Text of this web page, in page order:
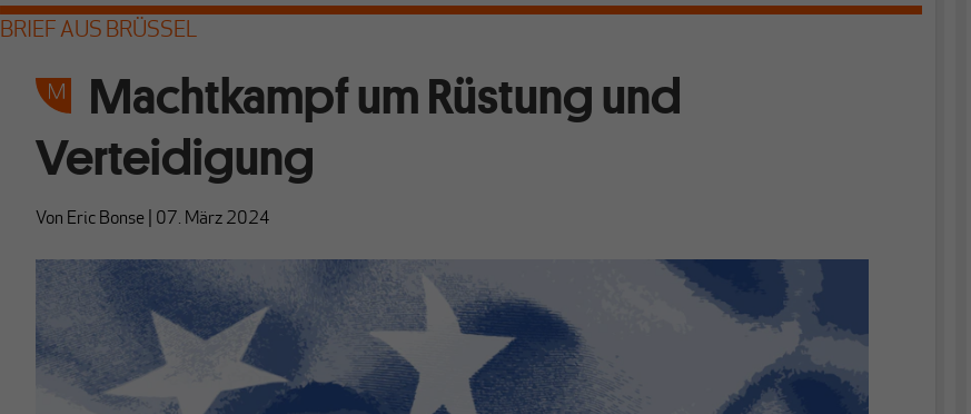
BRIEF AUS BRÜSSEL
Machtkampf um Rüstung und
Verteidigung
Von Eric Bonse 07. März 2024